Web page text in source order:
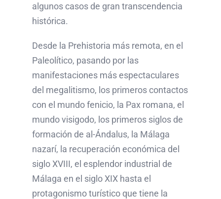
algunos casos de gran transcendencia
histórica.
Desde la Prehistoria más remota, en el
Paleolítico, pasando por las
manifestaciones más espectaculares
del megalitismo, los primeros contactos
con el mundo fenicio, la Pax romana, el
mundo visigodo, los primeros siglos de
formación de al-Ándalus, la Málaga
nazarí, la recuperación económica del
siglo XVIII, el esplendor industrial de
Málaga en el siglo XIX hasta el
protagonismo turístico que tiene la